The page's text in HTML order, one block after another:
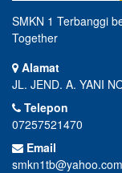
SMKN 1 Terbanggi
Together
Alamat
JL. JEND. A. YANI
Telepon
07257521470
Email
smkn1tb@yahoo.com